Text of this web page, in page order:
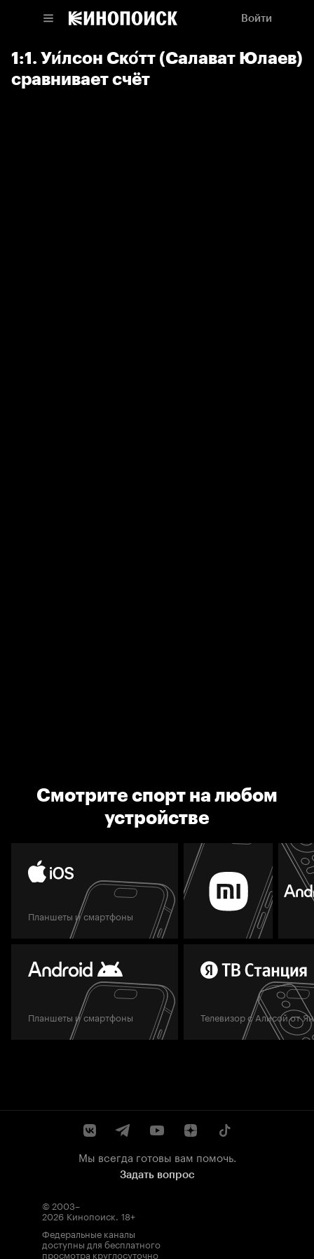
Войти
1:1. Уи́лсон Ско́тт (Салават Юлаев)
сравнивает счёт
Смотрите спорт на любом
устройстве
Планшеты и смартфоны
Планшеты и смартфоны Телевизор с Алисой от
Мы всегда готовы вам помочь.
Задать вопрос
© 2003–
2026 Кинопоиск. 18+
Федеральные каналы
доступны для бесплатного
просмотра круглосуточно